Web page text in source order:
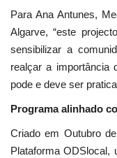
Para Ana Antunes,
Algarve, “este
sensibilizar a
realçar a importância
pode e deve ser
Programa alinhado
Criado em Outubro
Plataforma ODSlocal,